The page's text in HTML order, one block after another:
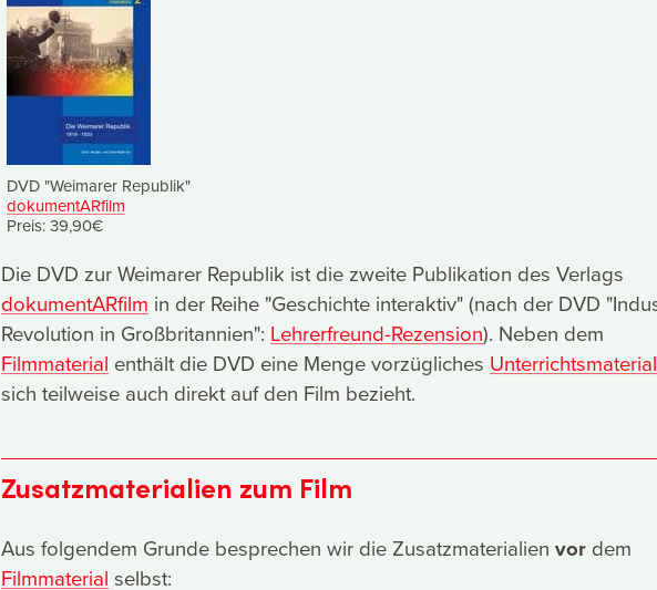
DVD "Weimarer Republik"
dokumentARfilm
Preis: 39,90€
Die DVD zur Weimarer Republik ist die zweite Publikation des Verlags
dokumentARfilm in der Reihe "Geschichte interaktiv" (nach der DVD
Revolution in Großbritannien": Lehrerfreund-Rezension). Neben dem
Filmmaterial enthält die DVD eine Menge vorzügliches Unterrichtsmaterial
sich teilweise auch direkt auf den Film bezieht.
Zusatzmaterialien zum Film
Aus folgendem Grunde besprechen wir die Zusatzmaterialien vor dem
Filmmaterial selbst: